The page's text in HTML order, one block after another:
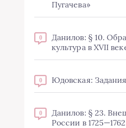
Пугачева»
0
Данилов: § 10.
культура в XVII
0 Юдовская:
0
Данилов: § 23.
России в 1725—1762